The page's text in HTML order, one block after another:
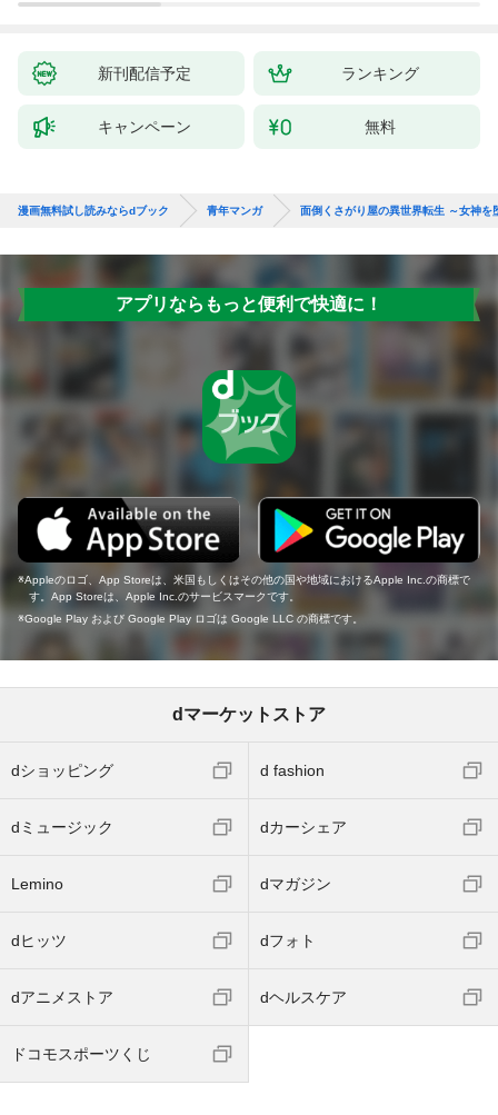
新刊配信予定 ランキング
キャンペーン 無料
漫画無料試し読みならdブック 青年マンガ 面倒くさがり屋の異世界転生 ～女神
アプリならもっと便利で快適に！
Appleのロゴ、App Storeは、米国もしくはその他の国や地域におけるApple Inc.の商標で
す。App Storeは、Apple Inc.のサービスマークです。
Google Play および Google Play ロゴは Google LLC の商標です。
dマーケットストア
dショッピング d fashion
dミュージック dカーシェア
Lemino dマガジン
dヒッツ dフォト
dアニメストア dヘルスケア
ドコモスポーツくじ